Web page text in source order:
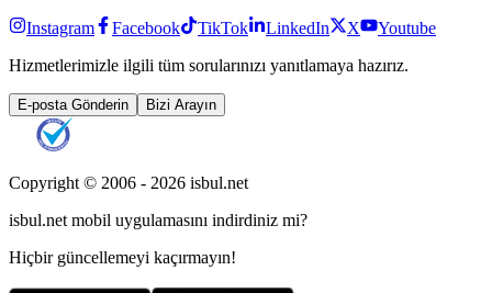
Instagram Facebook TikTok LinkedIn X
Youtube
Hizmetlerimizle ilgili tüm sorularınızı yanıtlamaya hazırız.
E-posta Gönderin Bizi Arayın
Copyright © 2006 - 2026 isbul.net
isbul.net mobil uygulamasını indirdiniz mi?
Hiçbir güncellemeyi kaçırmayın!